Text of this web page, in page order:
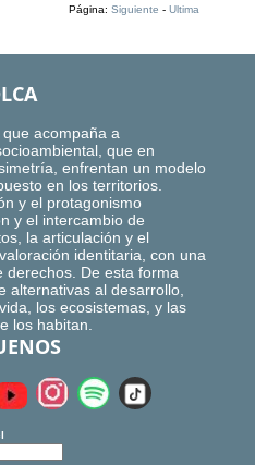
Página:Siguiente -Ultima
acompaña a
que en
enfrentan un modelo
en los territorios.
y el protagonismo
y el intercambio de
la articulación y el
identitaria, con una
derechos. De esta forma
alternativas al desarrollo,
los ecosistemas, y las
los habitan.